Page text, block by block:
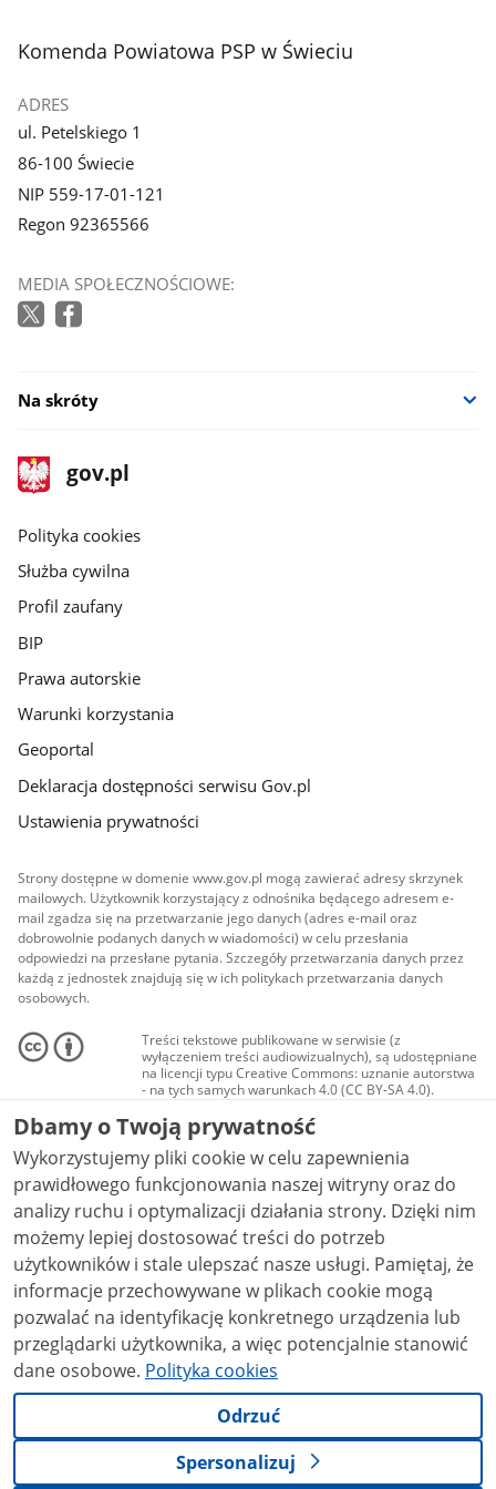
galerii.
stopka
Komenda Powiatowa PSP w Świeciu
ADRES
ul. Petelskiego 1
86-100 Świecie
NIP 559-17-01-121
Regon 92365566
MEDIA SPOŁECZNOŚCIOWE:
Na skróty
stopka
gov.pl
Strona
gov.pl
gov.pl
Polityka cookies
Służba cywilna
Profil zaufany
BIP
Prawa autorskie
Warunki korzystania
Geoportal
Deklaracja dostępności serwisu Gov.pl
Ustawienia prywatności
Strony dostępne w domenie www.gov.pl mogą zawierać adresy skrzynek
mailowych. Użytkownik korzystający z odnośnika będącego adresem e-
mail zgadza się na przetwarzanie jego danych (adres e-mail oraz
dobrowolnie podanych danych w wiadomości) w celu przesłania
odpowiedzi na przesłane pytania. Szczegóły przetwarzania danych przez
każdą z jednostek znajdują się w ich politykach przetwarzania danych
osobowych.
Treści tekstowe publikowane w serwisie (z
wyłączeniem treści audiowizualnych), są udostępniane
na licencji typu Creative Commons: uznanie autorstwa
- na tych samych warunkach 4.0 (CC BY-SA 4.0).
Materiały audiowizualne, w tym zdjęcia, materiały
audio i wideo, są udostępniane na licencji typu
Creative Commons: uznanie autorstwa użycie
niekomercyjne - bez utworów zależnych 4.0 (CC BY-
NC-ND 4.0), o ile nie jest to stwierdzone inaczej.
Dbamy o Twoją prywatność
Wykorzystujemy pliki cookie w celu zapewnienia
prawidłowego funkcjonowania naszej witryny oraz do
analizy ruchu i optymalizacji działania strony. Dzięki nim
możemy lepiej dostosować treści do potrzeb
użytkowników i stale ulepszać nasze usługi. Pamiętaj, że
informacje przechowywane w plikach cookie mogą
pozwalać na identyfikację konkretnego urządzenia lub
przeglądarki użytkownika, a więc potencjalnie stanowić
dane osobowe. Polityka cookies
Odrzuć
Spersonalizuj